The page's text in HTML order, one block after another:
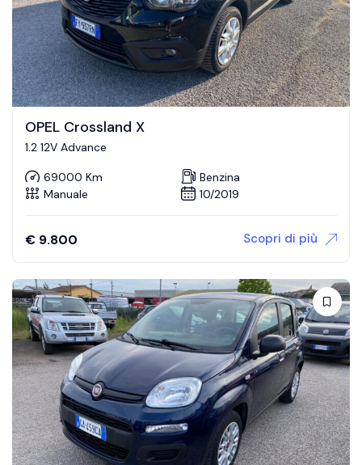
OPEL Crossland X
1.2 12V Advance
69000 Km
Benzina
Manuale
10/2019
€ 9.800 Scopri di più